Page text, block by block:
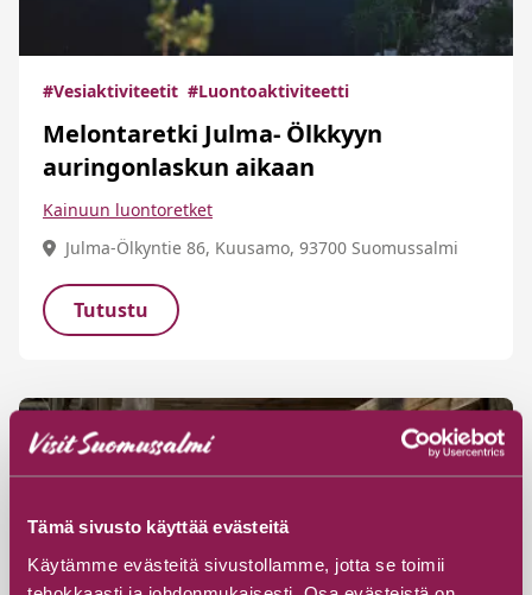
Tämä sivusto käyttää evästeitä
Käytämme evästeitä sivustollamme, jotta se toimii
#Vesiaktiviteetit #Luontoaktiviteetti
Melontaretki Julma- Ölkkyyn
auringonlaskun aikaan
Kainuun luontoretket
Julma-Ölkyntie 86, Kuusamo, 93700 Suomussalmi
Tutustu